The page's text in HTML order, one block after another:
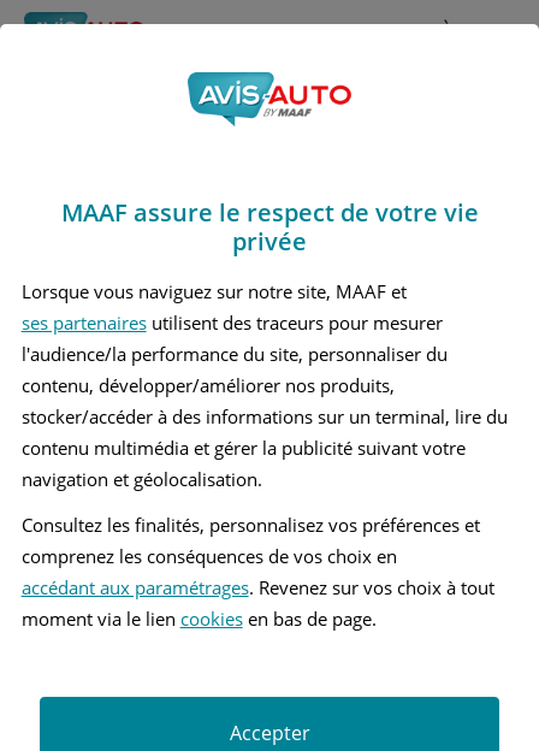
Rechercher À propos
Obtenir un devis d'assurance auto MAAF
Avis Toyota Corolla
Marques>Toyota> Corolla cross
TOYOTA COROLLA CROSS 1 MOYEN SUV
Vous recherchez une
Obtenez vos devis MAAF
MAAF assure le respect de votre vie
privée
Lorsque vous naviguez sur notre site, MAAF et
ses partenairesutilisent des traceurs pour mesurer
l'audience/la performance du site, personnaliser du
contenu, développer/améliorer nos produits,
stocker/accéder à des informations sur un terminal, lire du
contenu multimédia et gérer la publicité suivant votre
navigation et géolocalisation.
Consultez les finalités, personnalisez vos préférences et
comprenez les conséquences de vos choix en
accédant aux paramétrages. Revenez sur vos choix à tout
moment via le lien cookiesen bas de page.
Accepter